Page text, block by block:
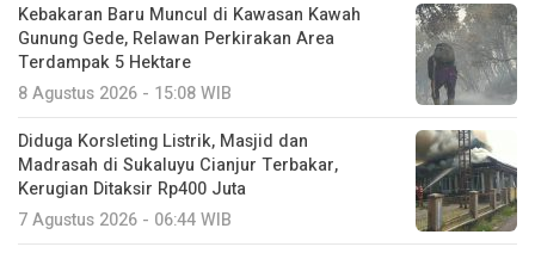
Kebakaran Baru Muncul di Kawasan Kawah
Gunung Gede, Relawan Perkirakan Area
Terdampak 5 Hektare
8 Agustus 2026 - 15:08 WIB
Diduga Korsleting Listrik, Masjid dan
Madrasah di Sukaluyu Cianjur Terbakar,
Kerugian Ditaksir Rp400 Juta
7 Agustus 2026 - 06:44 WIB